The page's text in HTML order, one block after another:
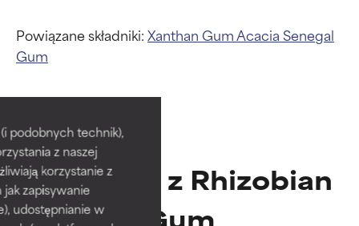
podobnych technik),
z naszej
korzystanie z
zapisywanie
udostępnianie w
Powiązane składniki:Xanthan GumAcacia Senegal
Gum
Produkty z Rhizobian
Gum
BEST
Udowodnione i potwierdzone
przez niezależne badania.
Wyjątkowy składnik aktywny
odpowiedni dla większości
typów skóry i problemów
BEST
Udowodnione i potwierdzone
przez niezależne badania.
Wyjątkowy składnik aktywny
odpowiedni dla większości
typów skóry i problemów